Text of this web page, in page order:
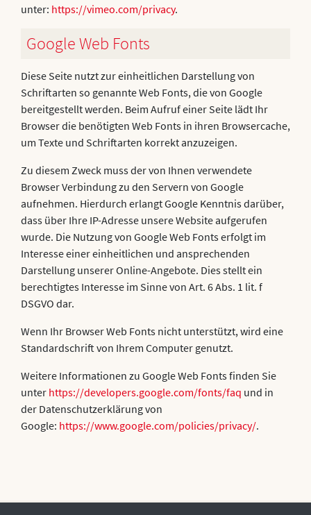
unter: https://vimeo.com/privacy.
Google Web Fonts
Diese Seite nutzt zur einheitlichen Darstellung von
Schriftarten so genannte Web Fonts, die von Google
bereitgestellt werden. Beim Aufruf einer Seite lädt Ihr
Browser die benötigten Web Fonts in ihren Browsercache,
um Texte und Schriftarten korrekt anzuzeigen.
Zu diesem Zweck muss der von Ihnen verwendete
Browser Verbindung zu den Servern von Google
aufnehmen. Hierdurch erlangt Google Kenntnis darüber,
dass über Ihre IP-Adresse unsere Website aufgerufen
wurde. Die Nutzung von Google Web Fonts erfolgt im
Interesse einer einheitlichen und ansprechenden
Darstellung unserer Online-Angebote. Dies stellt ein
berechtigtes Interesse im Sinne von Art. 6 Abs. 1 lit. f
DSGVO dar.
Wenn Ihr Browser Web Fonts nicht unterstützt, wird eine
Standardschrift von Ihrem Computer genutzt.
Weitere Informationen zu Google Web Fonts finden Sie
unter https://developers.google.com/fonts/faq und in
der Datenschutzerklärung von
Google: https://www.google.com/policies/privacy/.